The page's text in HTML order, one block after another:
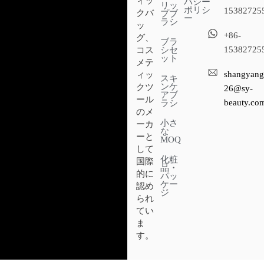
クバ
ッ
グ、
コス
メテ
ィッ
クツ
ール
のメ
ーカ
ーと
して
国際
的に
認め
られ
てい
ま
す。
リッ
プブ
ラシ
ブラ
シセ
ット
スキ
ンケ
アブ
ラシ
小さ
な
MOQ
化粧
品・
パッ
ケー
ジ
ポリシ
ー
+86-
26@sy-